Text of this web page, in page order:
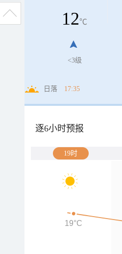
12℃
<3级
日落 17:35
逐6小时预报
19时
19°C